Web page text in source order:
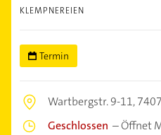
KLEMPNEREIEN
Termin
Wartbergstr. 9-11,
Geschlossen –Öffnet